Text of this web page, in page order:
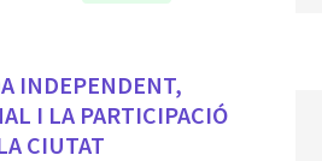
INDEPENDENT,
I LA PARTICIPACIÓ
CIUTAT